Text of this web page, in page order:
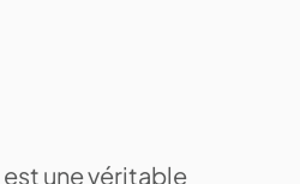
est une véritable